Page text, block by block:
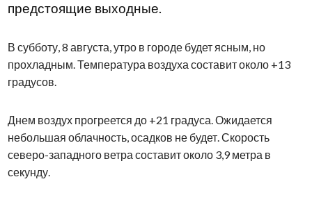
предстоящие выходные.
В субботу, 8 августа, утро в городе будет ясным, но
прохладным. Температура воздуха составит около +13
градусов.
Днем воздух прогреется до +21 градуса. Ожидается
небольшая облачность, осадков не будет. Скорость
северо-западного ветра составит около 3,9 метра в
секунду.